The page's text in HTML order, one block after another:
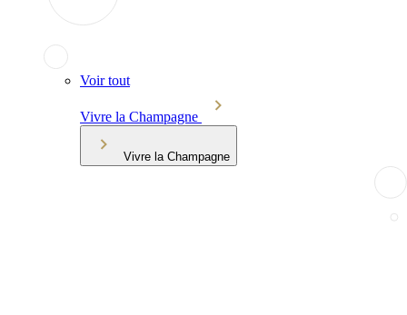
Voir tout
Vivre la Champagne
Vivre la Champagne